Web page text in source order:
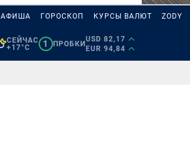
АФИША ГОРОСКОП КУРСЫ ВАЛЮТ ZODY
СЕЙЧАС
+17°C
1 ПРОБКИ
USD 82,17
EUR 94,84